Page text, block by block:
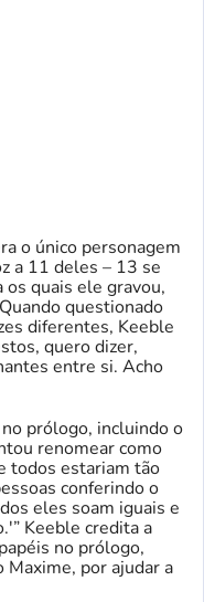
o único personagem
a 11 deles – 13 se
quais ele gravou,
questionado
diferentes, Keeble
quero dizer,
entre si. Acho
prólogo, incluindo o
renomear como
todos estariam tão
conferindo o
eles soam iguais e
Keeble credita a
no prólogo,
por ajudar a